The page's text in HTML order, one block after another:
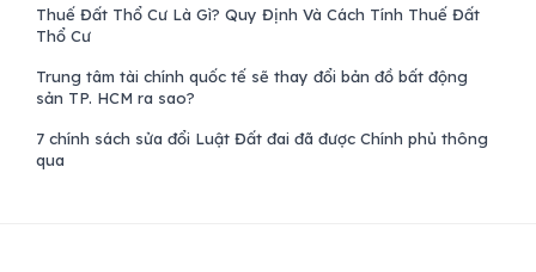
Thuế Đất Thổ Cư Là Gì? Quy Định Và Cách Tính Thuế Đất
Thổ Cư
Trung tâm tài chính quốc tế sẽ thay đổi bản đồ bất động
sản TP. HCM ra sao?
7 chính sách sửa đổi Luật Đất đai đã được Chính phủ thông
qua